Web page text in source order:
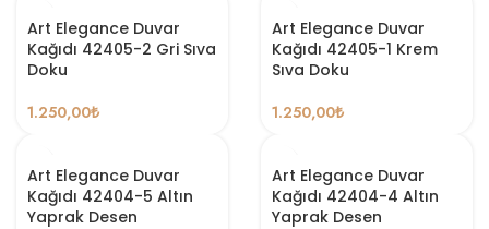
Art Elegance Duvar
Kağıdı 42405-2 Gri Sıva
Doku
1.250,00₺
Art Elegance Duvar
Kağıdı 42405-1 Krem
Sıva Doku
1.250,00₺
Art Elegance Duvar
Kağıdı 42404-5 Altın
Yaprak Desen
Art Elegance Duvar
Kağıdı 42404-4 Altın
Yaprak Desen